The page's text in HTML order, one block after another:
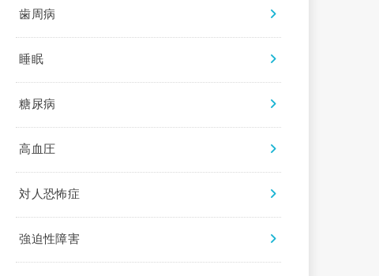
歯周病
睡眠
糖尿病
高血圧
対人恐怖症
強迫性障害